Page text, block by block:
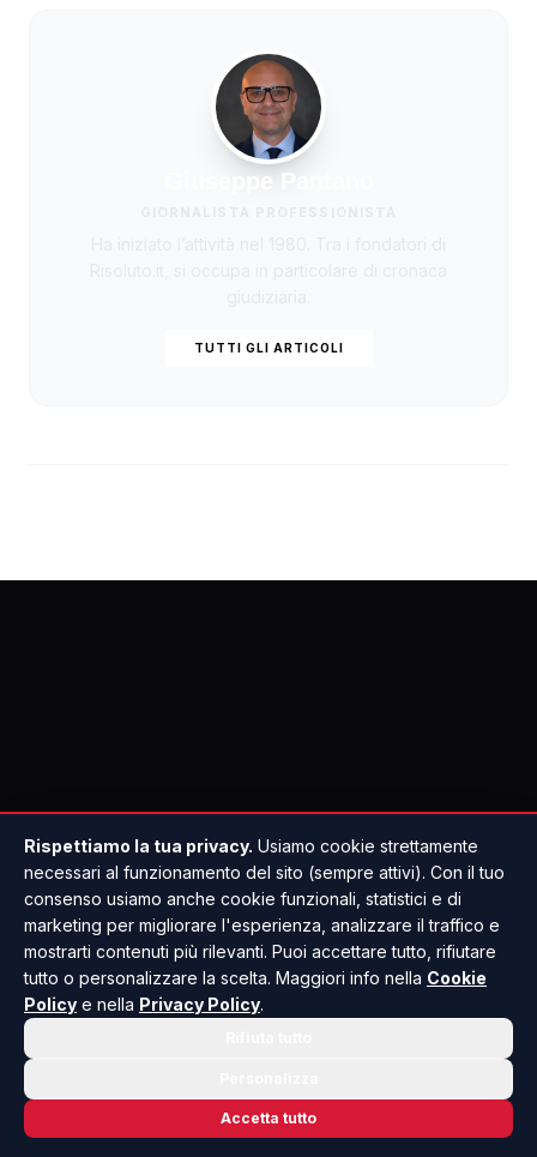
Giuseppe Pantano
TUTTI GLI ARTICOLI
Rispettiamo la tua privacy. Usiamo cookie strettamente
necessari al funzionamento del sito (sempre attivi). Con il tuo
consenso usiamo anche cookie funzionali, statistici e di
marketing per migliorare l'esperienza, analizzare il traffico e
mostrarti contenuti più rilevanti. Puoi accettare tutto, rifiutare
tutto o personalizzare la scelta. Maggiori info nella Cookie
Policy e nella Privacy Policy.
Accetta tutto